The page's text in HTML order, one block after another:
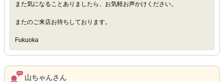
また気になることありましたら、お気軽お声かけください。
またのご来店お待ちしております。
Fukuoka
山ちゃんさん